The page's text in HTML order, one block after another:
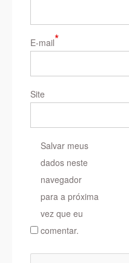
E-mail*
Site
Salvar meus
dados neste
navegador
para a próxima
vez que eu
comentar.